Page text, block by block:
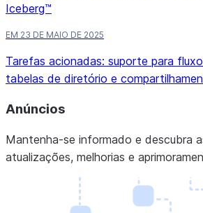
Iceberg™
EM 23 DE MAIO DE 2025
Tarefas acionadas: suporte para
tabelas de diretório e
Anúncios
Mantenha-se informado e descubra
atualizações, melhorias e